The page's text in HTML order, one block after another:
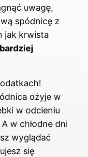
uwagę,
spódnicę z
jak krwista
ożyje w
w odcieniu
w chłodne dni
wyglądać
się